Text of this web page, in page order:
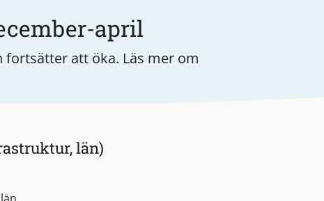
april
fortsätter att öka. Läs mer om
län)